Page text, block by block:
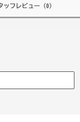
ッフレビュー（0）